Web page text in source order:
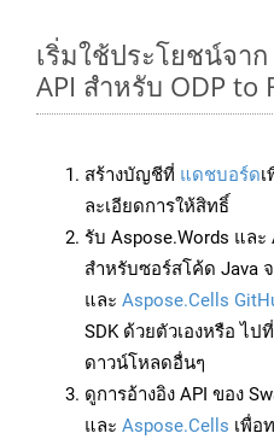
เริ่มใช้ประโยชน์จาก
API สำหรับ ODP to
สร้างบัญชีที่ แดชบอร์ด
ละเอียดการให้สิทธิ์
รับ Aspose.Words และ
สำหรับซอร์สโค้ด Java
และ Aspose.Cells
SDK ด้วยตัวเองหรือ ไปที่
ดาวน์โหลดอื่นๆ
ดูการอ้างอิง API ของ
และ Aspose.Cells เพื่อ